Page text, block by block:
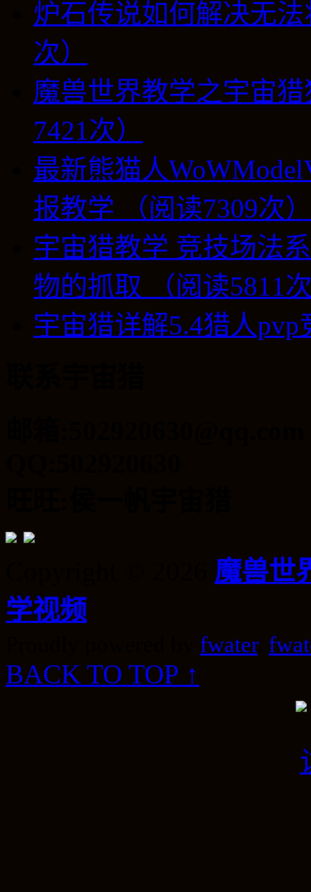
炉石传说如何解决无
次）
魔兽世界教学之宇宙
7421次）
最新熊猫人
报教学 （阅读7309次
宇宙猎教学 竞技场法
物的抓取 （阅读5811
宇宙猎详解5.4猎人
魔兽世
学视频
fwater.
BACK TO TOP ↑